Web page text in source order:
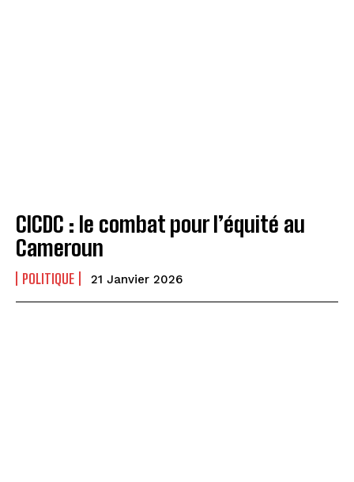
CICDC : le combat pour l’équité au
Cameroun
POLITIQUE 21 Janvier 2026